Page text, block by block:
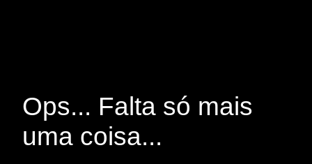
Ops... Falta só mais
uma coisa...